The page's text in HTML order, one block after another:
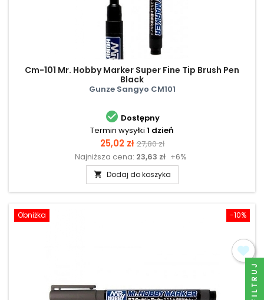
Cm-101 Mr. Hobby Marker Super Fine Tip Brush Pen
Black
Gunze Sangyo CM101
 Dostępny
Termin wysyłki 1 dzień
Cena
25,02 zł Cena
podstawowa
27,80 zł
Najniższa cena: 23,63 zł +6%
 Dodaj do koszyka
-10%
Obniżka
FILTRUJ